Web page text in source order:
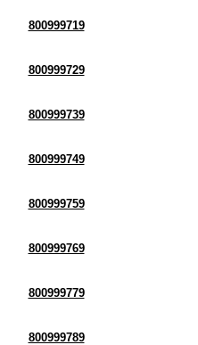
800999719
800999729
800999739
800999749
800999759
800999769
800999779
800999789